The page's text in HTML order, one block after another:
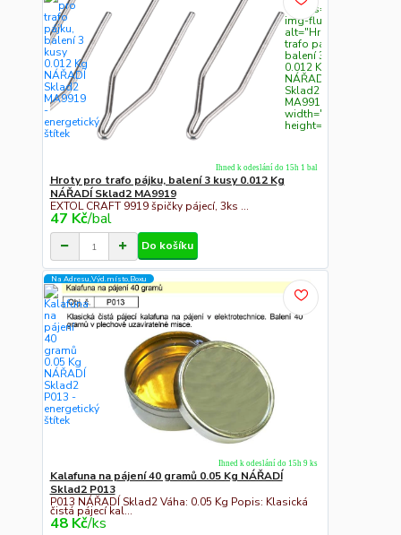
" class="c311
img-fluid"
alt="Hroty pro
trafo pájku,
balení 3 kusy
0.012 Kg
NÁŘADÍ
Sklad2
MA9919"
width="300"
height="300">
Hroty pro trafo pájku, balení 3 kusy 0.012 Kg
NÁŘADÍ Sklad2 MA9919
EXTOL CRAFT 9919 špičky pájecí, 3ks ...
47 Kč/bal
Ihned k odeslání do 15h 1 bal
Do košíku
Na Adresu,Výd.místo,Boxu
Kalafuna na pájení 40 gramů 0.05 Kg NÁŘADÍ
Sklad2 P013
P013 NÁŘADÍ Sklad2 Váha: 0.05 Kg Popis: Klasická
čistá pájecí kal...
48 Kč/ks
Ihned k odeslání do 15h 9 ks